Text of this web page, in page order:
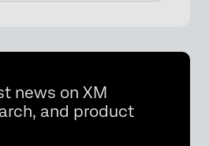
news on XM
and product